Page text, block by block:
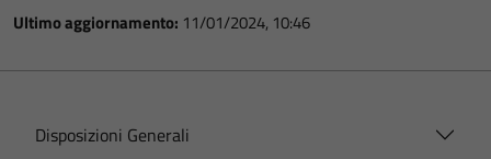
Ultimo aggiornamento: 11/01/2024, 10:46
Disposizioni Generali